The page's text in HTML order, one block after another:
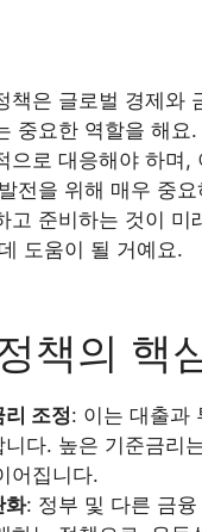
책은 글로벌 경제와
중요한 역할을 해요
으로 대응해야 하며,
전을 위해 매우 중
고 준비하는 것이 미
도움이 될 거예요.
책의 핵
조정: 이는 대출과
니다. 높은 기준금리
어집니다.
화: 정부 및 다른 금